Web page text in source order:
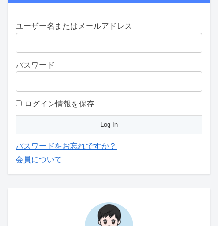
ユーザー名またはメールアドレス
パスワード
ログイン情報を保存
パスワードをお忘れですか？
会員について